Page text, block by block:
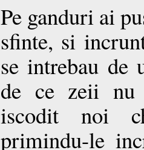
Pe ganduri ai
sfinte, si
se intrebau de
de ce zeii nu
iscodit noi
primindu-le